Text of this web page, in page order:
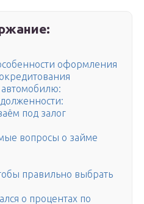
оформления
под залог
вопросы о займе
правильно выбрать
о процентах по